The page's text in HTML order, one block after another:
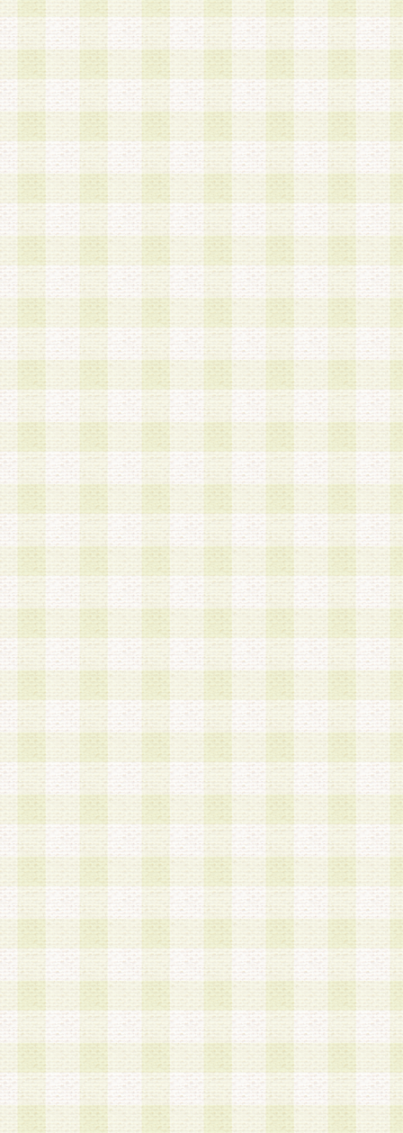
a.既に登録されている会員と同一のメールアドレ
録する場合
b.本サービスと同様のサービスを提供している企
業に従事していると思われる本人またはその家族
場合
c.その他当社が不適切と判断する場合
2.当社は、会員登録希望者を会員として承認する
した 場合、会員登録希望者による会員登録手続
による承認後の場合であっても、会員登録の取り
の抹消を、当社が適切と判 断する方法・手段に
とができるものとします。
3.会員登録希望者が18歳未満、成年被後見人、被
人 である場合は、親権者などの法定代理人の同
録を行うものとします。なお、義務教育学齢に該
者については、登録時に 当社が別途定める方法
権者による承認手続きを行うものとします。
第3条 会員の登録方法
1.会員登録手続きは、会員登録希望者本人が行う
る登録は一切認められないものとします。
2.会員登録希望者は、本規約に同意の後、当社指
画 面」において、当社が指定する必要事項を入
を行うものとします。当社は、会員登録を承認し
会員として本サービスを 受けるためのログイン
を付与します。
3.会員は、会員登録の際に申告する登録情報の全
いかなる虚偽の申告をも行ってはならないものと
4.会員は、複数のログインＩＤおよびパスワード
いものとします。
第4条 ログインIDおよびパスワードの管理
1.会員は、会員登録後、本サイト内にて本サービ
加する際には、前条に基づき当社から付与された
スワードを使用するものとします。
2.登録の際に当社が付与したログインIDおよびパ
の使用に関しては、全て会員本人がその責任を負
3.会員は、当社から付与されたログインIDおよび
貸与、名義変更、売買その他形態を問わず第三者
ならないものとします。
4.当社は、会員によるログインIDおよびパスワー
盗用など第三者の利用に伴う損害の発生について
き事由の有無、その他原因の如何を問わず、一切
のとします。
第5条 会員の登録情報